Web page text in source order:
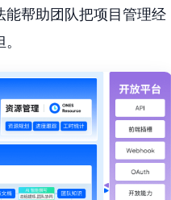
能帮助团队把项目管理经